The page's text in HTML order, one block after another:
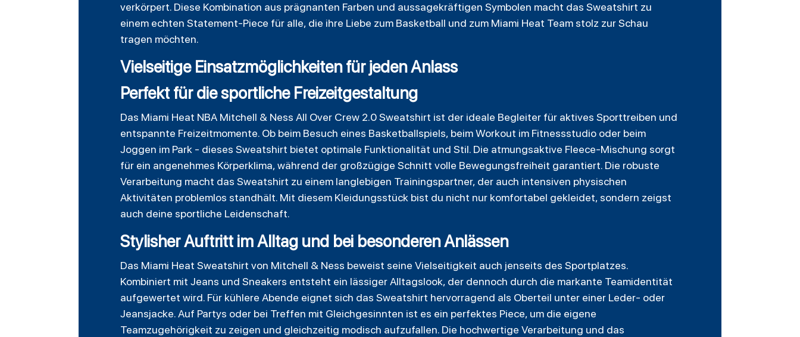
verkörpert. Diese Kombination aus prägnanten Farben und aussagekräftigen Symbolen macht das Sweatshirt zu
einem echten Statement-Piece für alle, die ihre Liebe zum Basketball und zum Miami Heat Team stolz zur Schau
tragen möchten.
Vielseitige Einsatzmöglichkeiten für jeden Anlass
Perfekt für die sportliche Freizeitgestaltung
Das Miami Heat NBA Mitchell & Ness All Over Crew 2.0 Sweatshirt ist der ideale Begleiter für aktives Sporttreiben und
entspannte Freizeitmomente. Ob beim Besuch eines Basketballspiels, beim Workout im Fitnessstudio oder beim
Joggen im Park - dieses Sweatshirt bietet optimale Funktionalität und Stil. Die atmungsaktive Fleece-Mischung sorgt
für ein angenehmes Körperklima, während der großzügige Schnitt volle Bewegungsfreiheit garantiert. Die robuste
Verarbeitung macht das Sweatshirt zu einem langlebigen Trainingspartner, der auch intensiven physischen
Aktivitäten problemlos standhält. Mit diesem Kleidungsstück bist du nicht nur komfortabel gekleidet, sondern zeigst
auch deine sportliche Leidenschaft.
Stylisher Auftritt im Alltag und bei besonderen Anlässen
Das Miami Heat Sweatshirt von Mitchell & Ness beweist seine Vielseitigkeit auch jenseits des Sportplatzes.
Kombiniert mit Jeans und Sneakers entsteht ein lässiger Alltagslook, der dennoch durch die markante Teamidentität
aufgewertet wird. Für kühlere Abende eignet sich das Sweatshirt hervorragend als Oberteil unter einer Leder- oder
Jeansjacke. Auf Partys oder bei Treffen mit Gleichgesinnten ist es ein perfektes Piece, um die eigene
Teamzugehörigkeit zu zeigen und gleichzeitig modisch aufzufallen. Die hochwertige Verarbeitung und das